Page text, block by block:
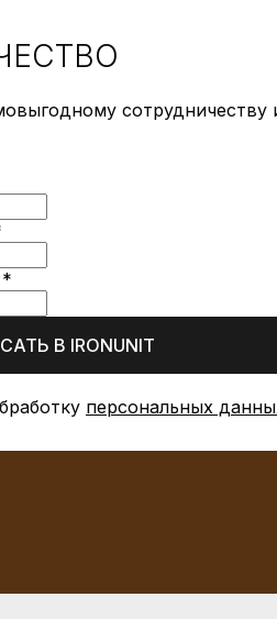
сотрудничеству
В IRONUNIT
персональных